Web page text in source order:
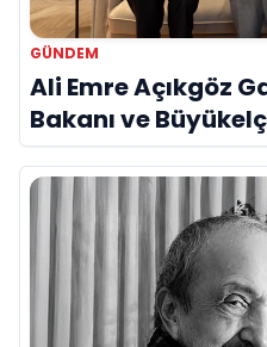
GÜNDEM
Ali Emre Açıkgöz
Bakanı ve
Bir Araya Geldi